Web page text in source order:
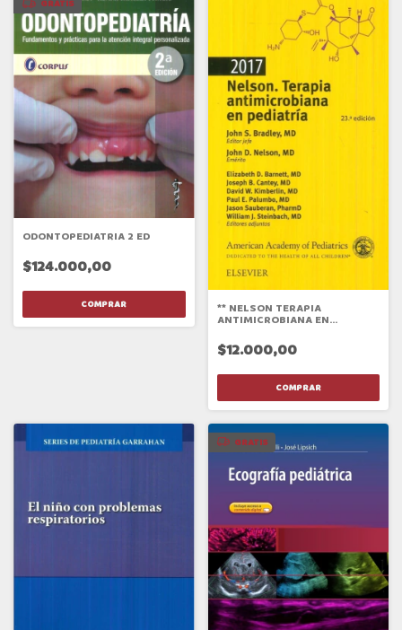
GRATIS
ODONTOPEDIATRIA 2 ED
$124.000,00
** NELSON TERAPIA
ANTIMICROBIANA EN
$12.000,00
GRATIS